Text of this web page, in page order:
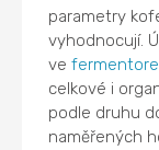
parametry
vyhodnocují.
ve
celkové i
podle druhu
naměřených